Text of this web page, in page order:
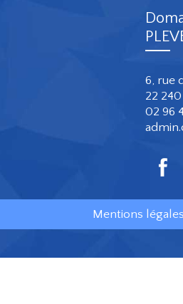
6, rue
22
02 96
Mentions légales